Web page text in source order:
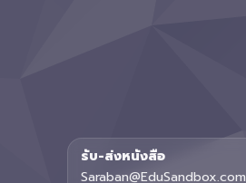
รับ-ส่งหนังสือ
Saraban@EduSandbox.com